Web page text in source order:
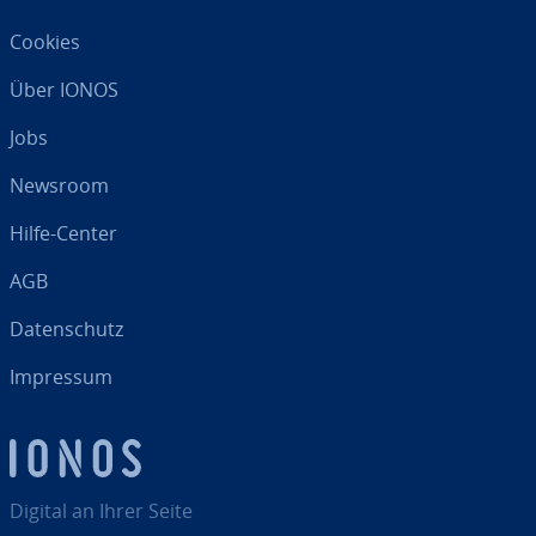
Digital an Ihrer Seite
Cookies
Über IONOS
Jobs
Newsroom
Hilfe-Center
AGB
Da­ten­schutz
Impressum